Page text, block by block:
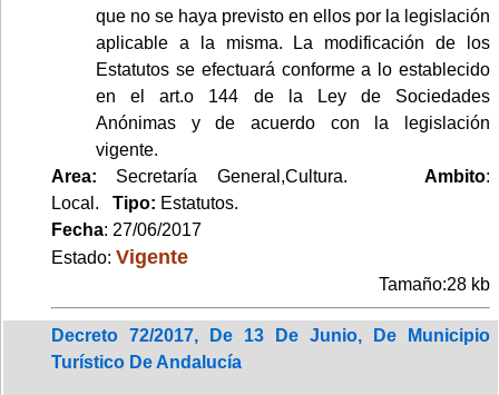
que no se haya previsto en ellos por la legislación
aplicable a la misma. La modificación de los
Estatutos se efectuará conforme a lo establecido
en el art.o 144 de la Ley de Sociedades
Anónimas y de acuerdo con la legislación
vigente.
Area: Secretaría General,Cultura. Ambito:
Local. Tipo: Estatutos.
Fecha: 27/06/2017
Estado: Vigente
Tamaño:28 kb
Decreto 72/2017, De 13 De Junio, De Municipio
Turístico De Andalucía